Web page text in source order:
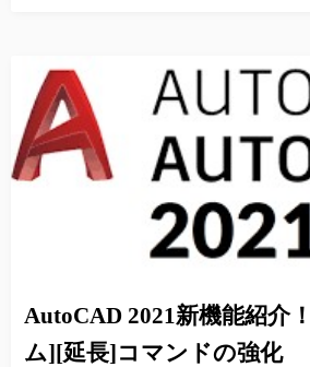
AutoCAD 2021新機能紹介
ム][延長]コマンドの強化